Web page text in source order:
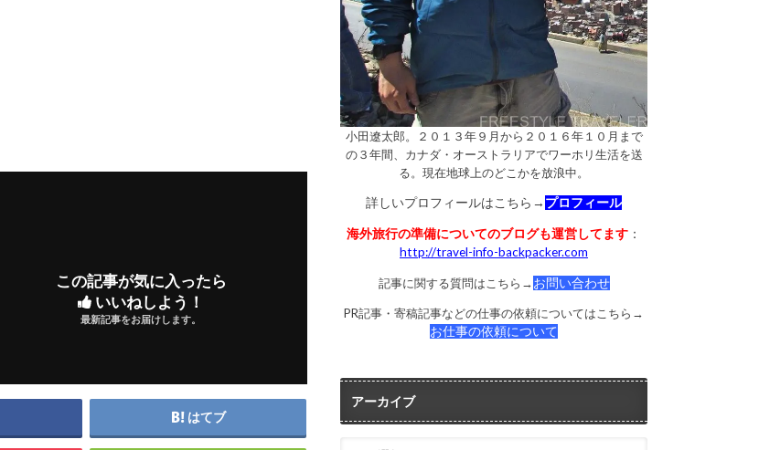
この記事が気に入ったら
いいねしよう！
最新記事をお届けします。
はてブ
小田遼太郎。２０１３年９月から２０１６年１０月まで
の３年間、カナダ・オーストラリアでワーホリ生活を送
る。現在地球上のどこかを放浪中。
詳しいプロフィールはこちら→ プロフィール
海外旅行の準備についてのブログも運営してます ：
http://travel-info-backpacker.com
記事に関する質問はこちら→お問い合わせ
PR記事・寄稿記事などの仕事の依頼についてはこちら→
お仕事の依頼について
アーカイブ